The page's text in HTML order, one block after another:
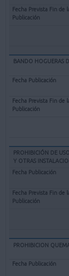
BANDO HOGUERAS
PROHIBICIÓN DE
Y OTRAS
PROHIBICION